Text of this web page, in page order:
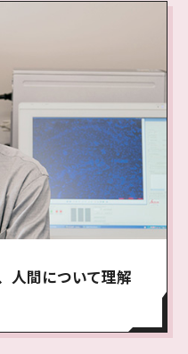
人間について理解